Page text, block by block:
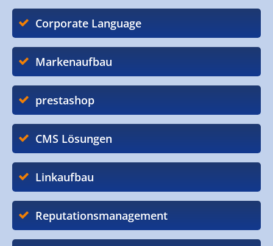
Corporate Language
Markenaufbau
prestashop
CMS Lösungen
Linkaufbau
Reputationsmanagement